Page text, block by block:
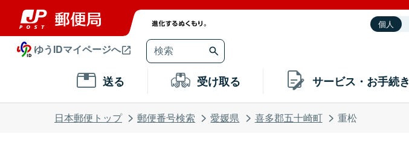
個人
ゆうIDマイページへ
送る 受け取る サービス・お手続き
日本郵便トップ 郵便番号検索 愛媛県 喜多郡五十崎町 重松